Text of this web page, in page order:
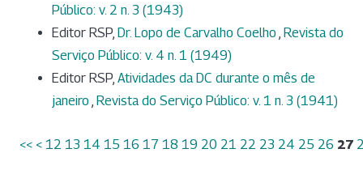
Público: v. 2 n. 3 (1943)
Editor RSP, Dr. Lopo de Carvalho Coelho , Revista do
Serviço Público: v. 4 n. 1 (1949)
Editor RSP, Atividades da DC durante o mês de
janeiro , Revista do Serviço Público: v. 1 n. 3 (1941)
<< < 12 13 14 15 16 17 18 19 20 21 22 23 24 25 26 27